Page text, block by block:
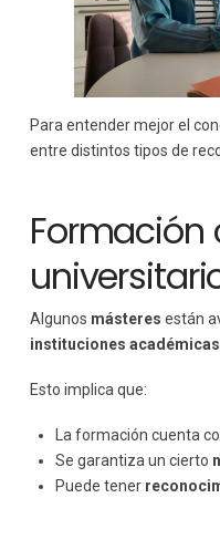
Para entender mejor el
entre distintos tipos de
Formación
Algunos másteres están
instituciones
Esto implica que:
La formación cuenta
Se garantiza un cierto
Puede tener